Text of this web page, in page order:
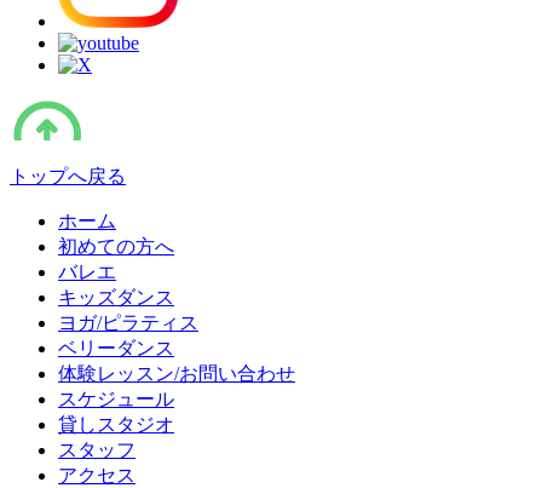
トップへ戻る
ホーム
初めての方へ
バレエ
キッズダンス
ヨガ/ピラティス
ベリーダンス
体験レッスン/お問い合わせ
スケジュール
貸しスタジオ
スタッフ
アクセス